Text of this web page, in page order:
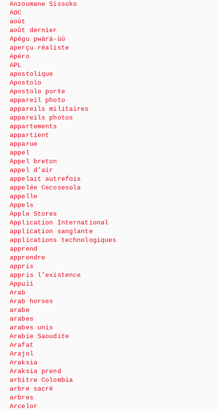
Anzoumane Sissoko
AOC
août
août dernier
Apégu pwärä-ùù
aperçu réaliste
Apéro
APL
apostolique
Apostolo
Apostolo porte
appareil photo
appareils militaires
appareils photos
appartements
appartient
apparue
appel
Appel breton
appel d’air
appelait autrefois
appelée Cecosesola
appelle
Appels
Apple Stores
Application International
application sanglante
applications technologiques
apprend
apprendre
appris
appris l’existence
Appuii
Arab
Arab horses
arabe
arabes
arabes unis
Arabie Saoudite
Arafat
Arajol
Araksia
Araksia prend
arbitre Colombia
arbre sacré
arbres
Arcelor